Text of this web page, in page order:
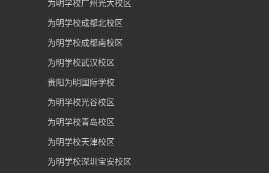
为明学校广州光大校区
为明学校成都北校区
为明学校成都南校区
为明学校武汉校区
贵阳为明国际学校
为明学校光谷校区
为明学校青岛校区
为明学校天津校区
为明学校深圳宝安校区